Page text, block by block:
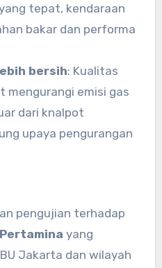
tepat, kendaraan
bakar dan performa
bersih: Kualitas
mengurangi emisi gas
dari knalpot
upaya pengurangan
pengujian terhadap
yang
Jakarta dan wilayah